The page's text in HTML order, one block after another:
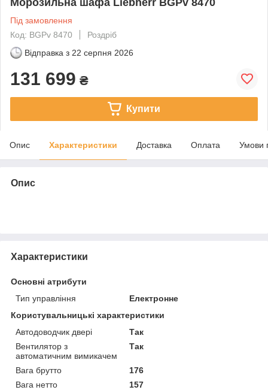
Під замовлення
Код: BGPv 8470
Роздріб
Відправка з 22 серпня 2026
131 699 ₴
Купити
Опис Характеристики Доставка Оплата Умови
Опис
Характеристики
Основні атрибути
Тип управління
Електронне
Користувальницькі характеристики
Автодоводчик двері
Так
Вентилятор з
автоматичним вимикачем
Так
Вага брутто
176
Вага нетто
157